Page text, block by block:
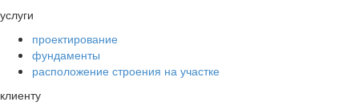
услуги
проектирование
фундаменты
расположение строения на участке
клиенту